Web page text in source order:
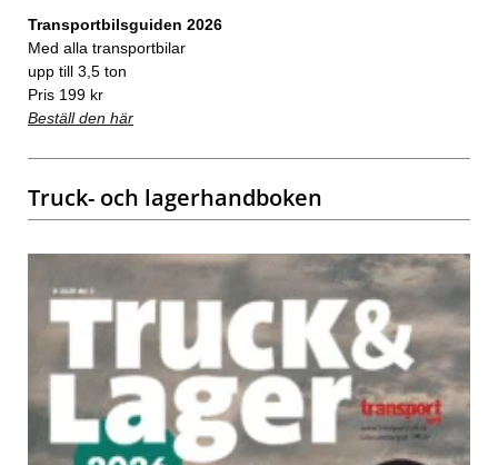
Transportbilsguiden 2026
Med alla transportbilar
upp till 3,5 ton
Pris 199 kr
Beställ den här
Truck- och lagerhandboken